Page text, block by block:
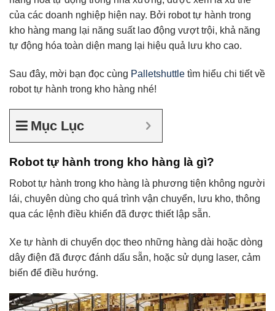
của các doanh nghiệp hiện nay. Bởi robot tự hành trong
kho hàng mang lại năng suất lao động vượt trội, khả năng
tự động hóa toàn diện mang lại hiệu quả lưu kho cao.
Sau đây, mời bạn đọc cùng Palletshuttle tìm hiểu chi tiết về
robot tự hành trong kho hàng nhé!
Mục Lục
Robot tự hành trong kho hàng là gì?
Robot tự hành trong kho hàng là phương tiện không người
lái, chuyên dùng cho quá trình vận chuyển, lưu kho, thông
qua các lệnh điều khiển đã được thiết lập sẵn.
Xe tự hành di chuyển dọc theo những hàng dài hoặc dòng
dây điện đã được đánh dấu sẵn, hoặc sử dụng laser, cảm
biến để điều hướng.